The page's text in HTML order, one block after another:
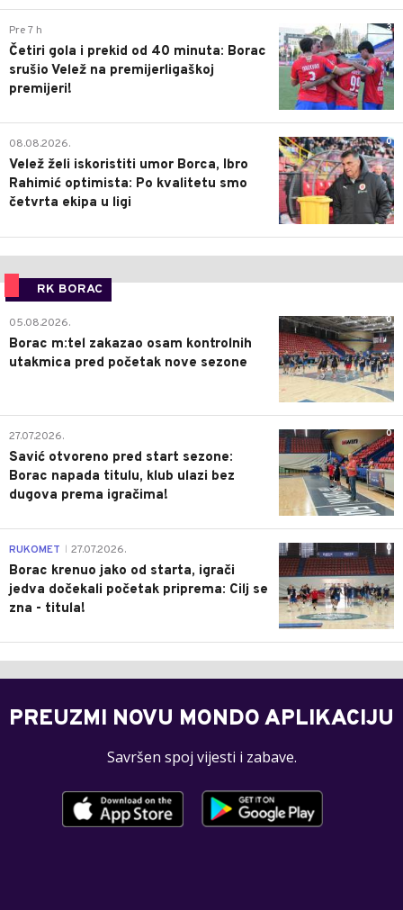
3
Pre 7 h
Četiri gola i prekid od 40 minuta: Borac
srušio Velež na premijerligaškoj
premijeri!
0
08.08.2026.
Velež želi iskoristiti umor Borca, Ibro
Rahimić optimista: Po kvalitetu smo
četvrta ekipa u ligi
RK BORAC
0
05.08.2026.
Borac m:tel zakazao osam kontrolnih
utakmica pred početak nove sezone
0
27.07.2026.
Savić otvoreno pred start sezone:
Borac napada titulu, klub ulazi bez
dugova prema igračima!
0
RUKOMET 27.07.2026.
Borac krenuo jako od starta, igrači
jedva dočekali početak priprema: Cilj se
zna - titula!
PREUZMI NOVU MONDO APLIKACIJU
Savršen spoj vijesti i zabave.